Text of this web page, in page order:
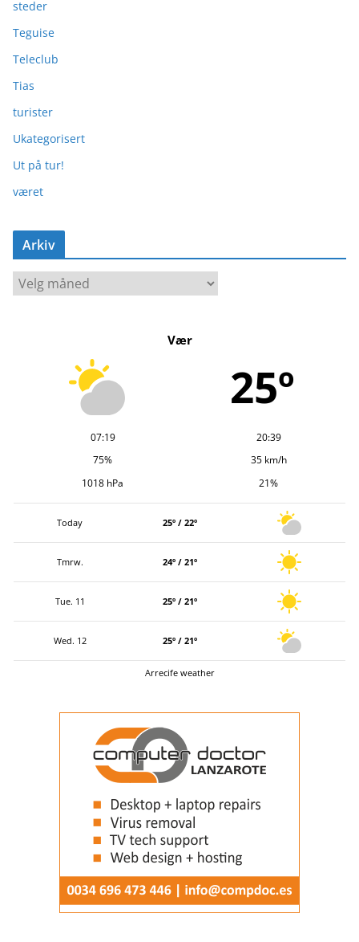
steder
Teguise
Teleclub
Tias
turister
Ukategorisert
Ut på tur!
været
Arkiv
A
r
Vær
25º
07:19
20:39
75%
35 km/h
1018 hPa
21%
Today 25º / 22º
Tmrw. 24º / 21º
Tue. 11 25º / 21º
Wed. 12 25º / 21º
Arrecife weather